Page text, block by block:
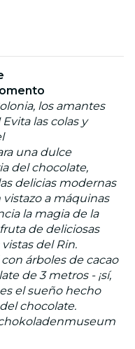
los amantes
las colas y
una dulce
del chocolate,
delicias modernas
a máquinas
la magia de la
de deliciosas
del Rin.
árboles de cacao
de 3 metros - ¡sí,
el sueño hecho
chocolate.